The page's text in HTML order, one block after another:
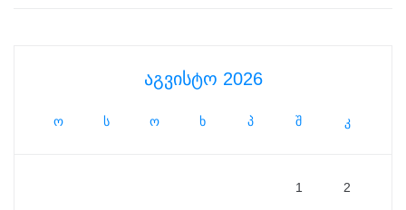
აგვისტო 2026
ო ს ო ხ პ შ კ
1 2